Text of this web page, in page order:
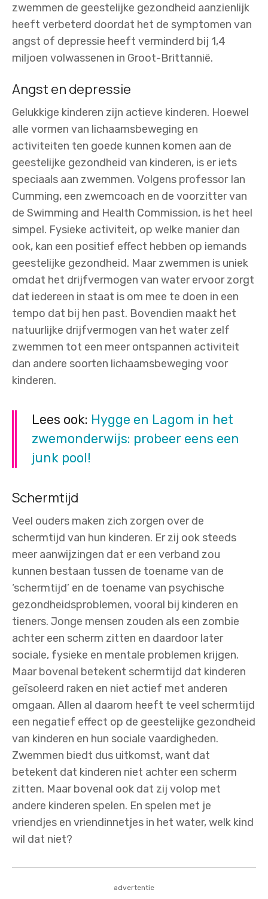
zwemmen de geestelijke gezondheid aanzienlijk
heeft verbeterd doordat het de symptomen van
angst of depressie heeft verminderd bij 1,4
miljoen volwassenen in Groot-Brittannië.
Angst en depressie
Gelukkige kinderen zijn actieve kinderen. Hoewel
alle vormen van lichaamsbeweging en
activiteiten ten goede kunnen komen aan de
geestelijke gezondheid van kinderen, is er iets
speciaals aan zwemmen. Volgens professor Ian
Cumming, een zwemcoach en de voorzitter van
de Swimming and Health Commission, is het heel
simpel. Fysieke activiteit, op welke manier dan
ook, kan een positief effect hebben op iemands
geestelijke gezondheid. Maar zwemmen is uniek
omdat het drijfvermogen van water ervoor zorgt
dat iedereen in staat is om mee te doen in een
tempo dat bij hen past. Bovendien maakt het
natuurlijke drijfvermogen van het water zelf
zwemmen tot een meer ontspannen activiteit
dan andere soorten lichaamsbeweging voor
kinderen.
Lees ook: Hygge en Lagom in het
zwemonderwijs: probeer eens een
junk pool!
Schermtijd
Veel ouders maken zich zorgen over de
schermtijd van hun kinderen. Er zij ook steeds
meer aanwijzingen dat er een verband zou
kunnen bestaan tussen de toename van de
‘schermtijd’ en de toename van psychische
gezondheidsproblemen, vooral bij kinderen en
tieners. Jonge mensen zouden als een zombie
achter een scherm zitten en daardoor later
sociale, fysieke en mentale problemen krijgen.
Maar bovenal betekent schermtijd dat kinderen
geïsoleerd raken en niet actief met anderen
omgaan. Allen al daarom heeft te veel schermtijd
een negatief effect op de geestelijke gezondheid
van kinderen en hun sociale vaardigheden.
Zwemmen biedt dus uitkomst, want dat
betekent dat kinderen niet achter een scherm
zitten. Maar bovenal ook dat zij volop met
andere kinderen spelen. En spelen met je
vriendjes en vriendinnetjes in het water, welk kind
wil dat niet?
advertentie